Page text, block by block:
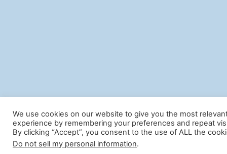
We use cookies on our website to give you the most
experience by remembering your preferences and repeat
By clicking “Accept”, you consent to the use of ALL the
Do not sell my personal information.